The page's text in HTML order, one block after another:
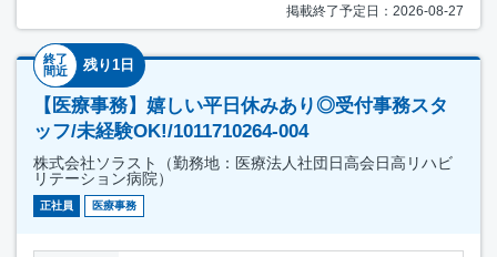
掲載終了予定日：2026-08-27
終了
間近
残り1日
【医療事務】嬉しい平日休みあり◎受付事務スタ
ッフ/未経験OK!/1011710264-004
株式会社ソラスト（勤務地：医療法人社団日高会日高リハビ
リテーション病院）
正社員 医療事務